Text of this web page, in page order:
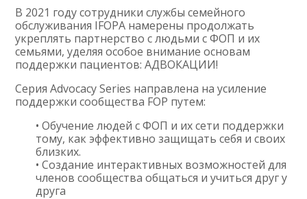
В 2021 году сотрудники службы семейного
обслуживания IFOPA намерены продолжать
укреплять партнерство с людьми с ФОП и их
семьями, уделяя особое внимание основам
поддержки пациентов: АДВОКАЦИИ!
Серия Advocacy Series направлена ​​на усиление
поддержки сообщества FOP путем:
• Обучение людей с ФОП и их сети поддержки
тому, как эффективно защищать себя и своих
близких.
• Создание интерактивных возможностей для
членов сообщества общаться и учиться друг у
друга